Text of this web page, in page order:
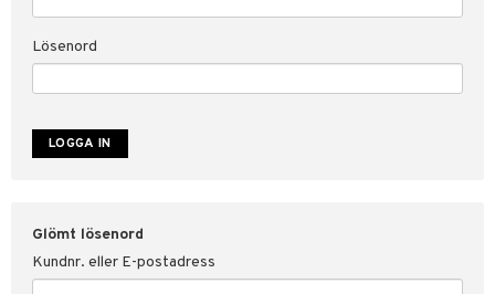
Leksaker, Barn & Baby
Varumärken
Lösenord
Glömt lösenord
Kundnr. eller E-postadress
svar
för Shopping4net